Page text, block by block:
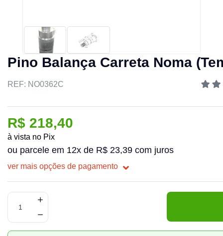
Pino Balança Carreta Noma
REF: NO0362C
R$ 218,40
à vista no Pix
ou parcele em 12x de R$ 23,39 com juros
ver mais opções de pagamento